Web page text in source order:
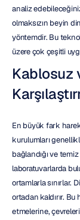
analiz
olmaksızın beyin
yöntemdir. Bu
üzere çok çeşitli
Kablosuz
En büyük fark
kurulumları
bağlandığı ve
laboratuvarlarda
ortamlarla sınırlar.
ortadan kaldırır. Bu
etmelerine,